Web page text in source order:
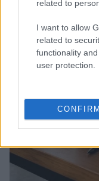
related to
I want to allow
related to
functionality
user protection.
CONFIRM
Francesca Lombardi · 5
GIOCHI